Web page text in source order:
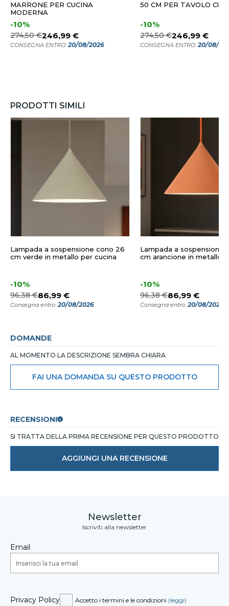
MARRONE PER CUCINA
MODERNA
-10%
274,50 €246,99 €
CONSEGNA ENTRO:20/08/2026
50 CM PER TAVOLO
-10%
274,50 €246,99 €
CONSEGNA ENTRO:20/08/
PRODOTTI SIMILI
Lampada a sospensione cono 26
cm verde in metallo per cucina
-10%
96,38 €86,99 €
Consegna entro:20/08/2026
Lampada a sospensione
cm arancione in metallo
-10%
96,38 €86,99 €
Consegna entro:20/08/2026
DOMANDE
AL MOMENTO LA DESCRIZIONE SEMBRA CHIARA
FAI UNA DOMANDA SU QUESTO PRODOTTO
RECENSIONI
SI TRATTA DELLA PRIMA RECENSIONE PER QUESTO PRODOTTO
AGGIUNGI UNA RECENSIONE
Newsletter
Iscriviti alla newsletter
Email
Privacy Policy Accetto i termini e le condizioni (leggi)